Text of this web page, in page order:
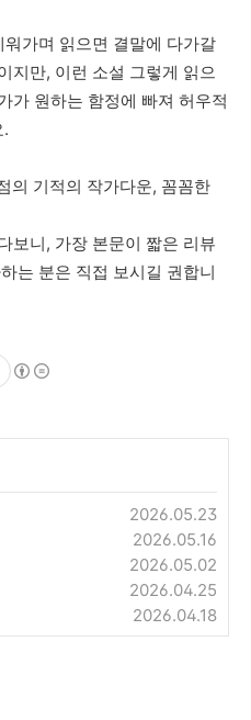
워가며 읽으면 결말에 다가갈
지만, 이런 소설 그렇게 읽으
가 원하는 함정에 빠져 허우적
.
의 기적의 작가다운, 꼼꼼한
보니, 가장 본문이 짧은 리뷰
는 분은 직접 보시길 권합니
2026.05.23
2026.05.16
2026.05.02
2026.04.25
2026.04.18